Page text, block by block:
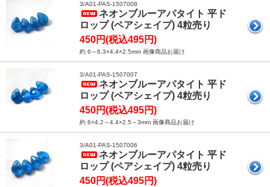
3/A01-PAS-1507008
ネオンブルーアパタイト 平ド
ロップ (ペアシェイプ) 4粒売り
450円(税込495円)
約 6～6.3×4.4×2.5mm 画像商品お届け
3/A01-PAS-1507007
ネオンブルーアパタイト 平ド
ロップ (ペアシェイプ) 4粒売り
450円(税込495円)
約 6×4.2～4.4×2.5～3mm 画像商品お届け
3/A01-PAS-1507006
ネオンブルーアパタイト 平ド
ロップ (ペアシェイプ) 4粒売り
450円(税込495円)